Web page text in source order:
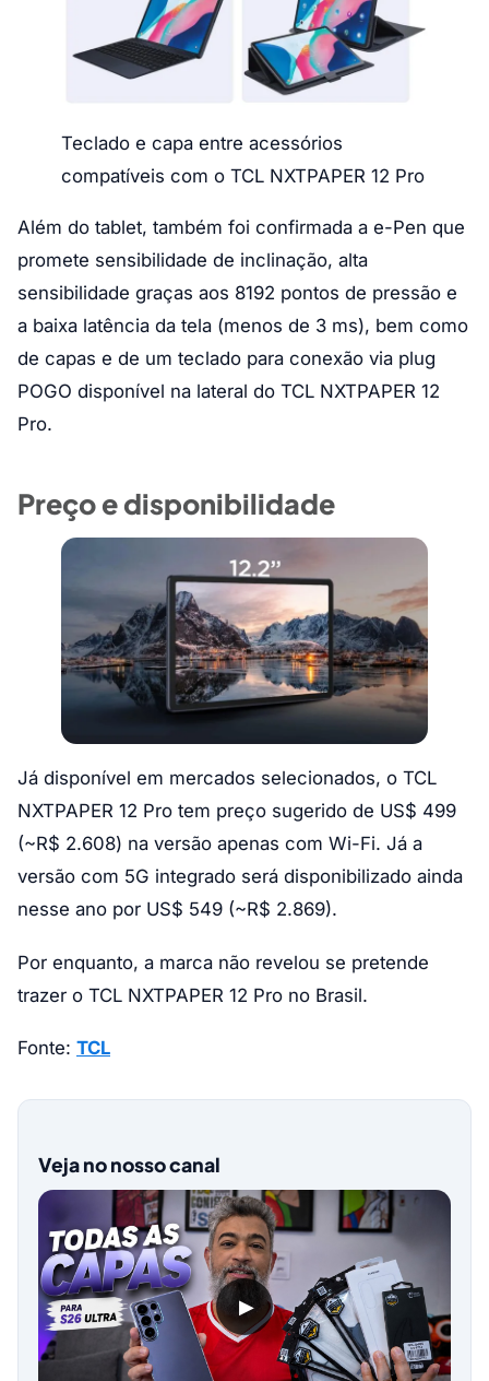
Teclado e capa entre acessórios
compatíveis com o TCL NXTPAPER 12 Pro
Além do tablet, também foi confirmada a e-Pen que
promete sensibilidade de inclinação, alta
sensibilidade graças aos 8192 pontos de pressão e
a baixa latência da tela (menos de 3 ms), bem como
de capas e de um teclado para conexão via plug
POGO disponível na lateral do TCL NXTPAPER 12
Pro.
Preço e disponibilidade
Já disponível em mercados selecionados, o TCL
NXTPAPER 12 Pro tem preço sugerido de US$ 499
(~R$ 2.608) na versão apenas com Wi-Fi. Já a
versão com 5G integrado será disponibilizado ainda
nesse ano por US$ 549 (~R$ 2.869).
Por enquanto, a marca não revelou se pretende
trazer o TCL NXTPAPER 12 Pro no Brasil.
Fonte: TCL
Veja no nosso canal
▶